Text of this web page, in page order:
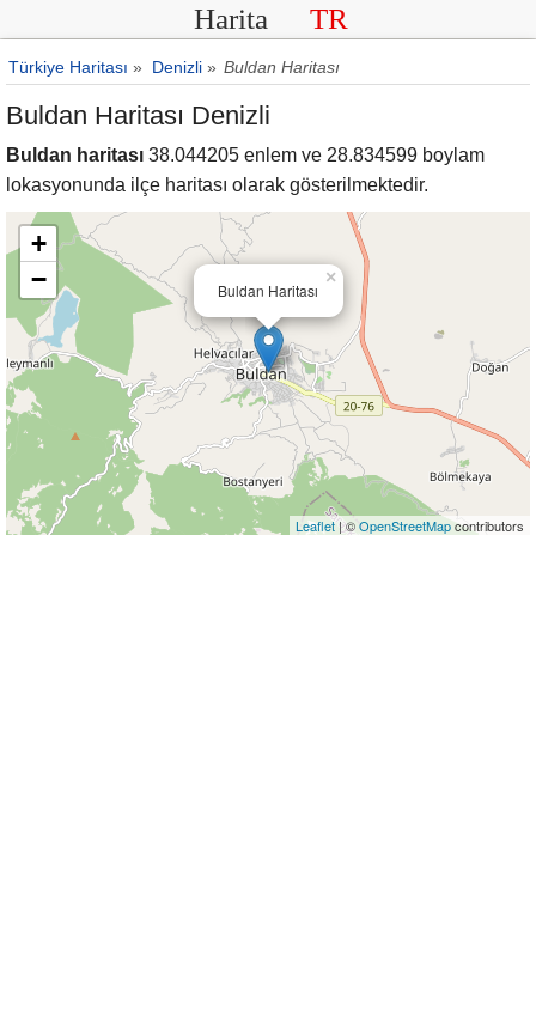
Harita TR
Türkiye Haritası » Denizli » Buldan Haritası
Buldan Haritası Denizli
Buldan haritası 38.044205 enlem ve 28.834599 boylam
lokasyonunda ilçe haritası olarak gösterilmektedir.
Buldan Haritası
×
+
−
Leaflet| ©OpenStreetMapcontributors